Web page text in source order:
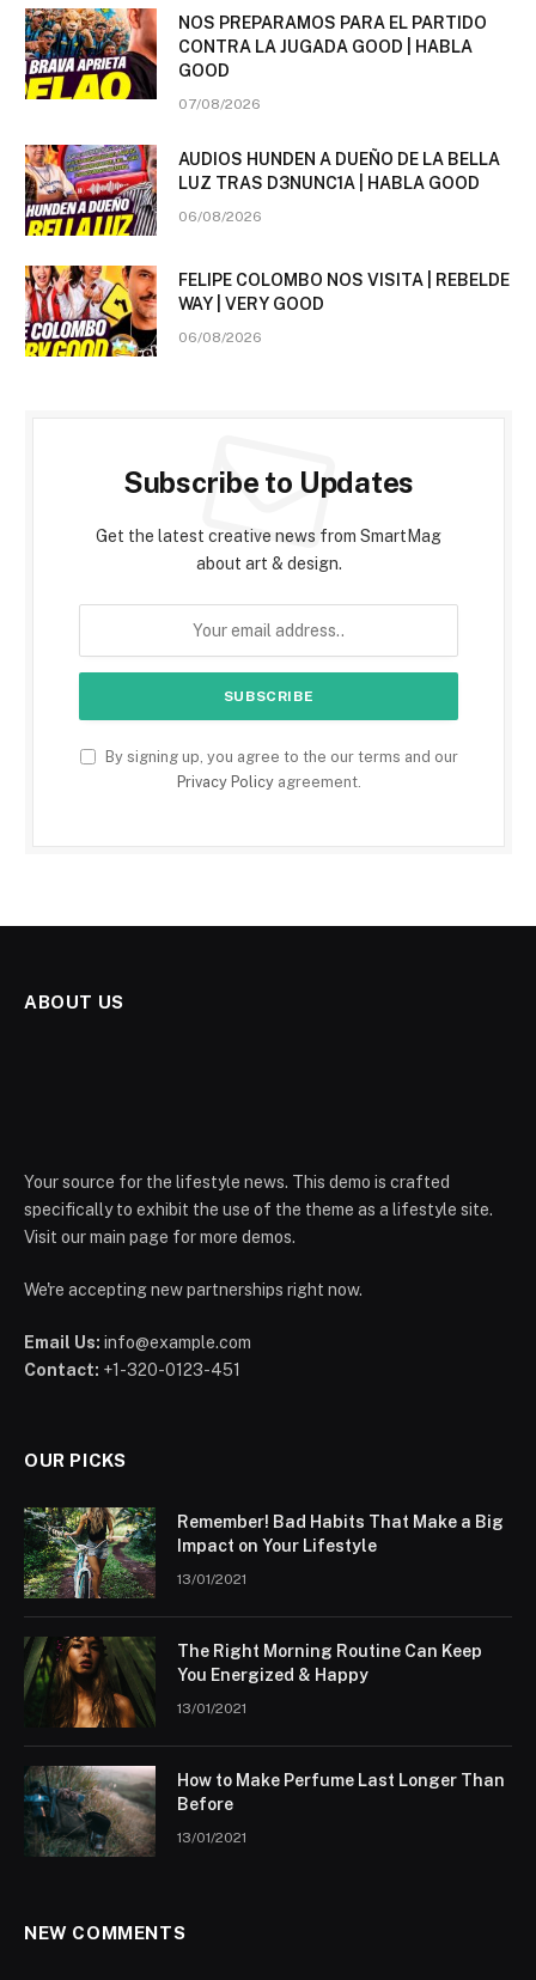
NOS PREPARAMOS PARA EL PARTIDO
CONTRA LA JUGADA GOOD | HABLA
GOOD
07/08/2026
AUDIOS HUNDEN A DUEÑO DE LA BELLA
LUZ TRAS D3NUNC1A | HABLA GOOD
06/08/2026
FELIPE COLOMBO NOS VISITA | REBELDE
WAY | VERY GOOD
06/08/2026
Subscribe to Updates
Get the latest creative news from SmartMag
about art & design.
By signing up, you agree to the our terms and our
Privacy Policyagreement.
ABOUT US
Your source for the lifestyle news. This demo is crafted
specifically to exhibit the use of the theme as a lifestyle site.
Visit our main page for more demos.
We're accepting new partnerships right now.
Email Us: info@example.com
Contact: +1-320-0123-451
OUR PICKS
Remember! Bad Habits That Make a Big
Impact on Your Lifestyle
13/01/2021
The Right Morning Routine Can Keep
You Energized & Happy
13/01/2021
How to Make Perfume Last Longer Than
Before
13/01/2021
NEW COMMENTS